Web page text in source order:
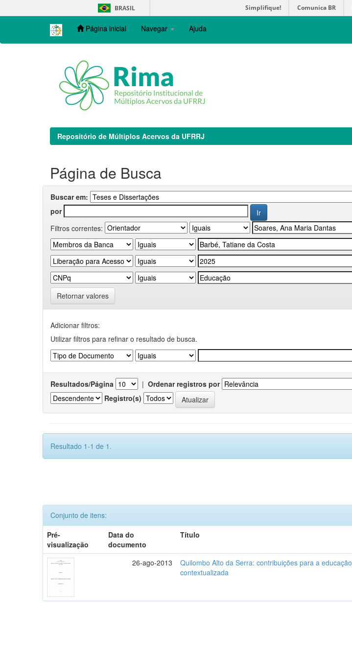
navigation
BRASIL Simplifique! Comunica BR
Página inicial Navegar Ajuda
Repositório de Múltiplos Acervos da UFRRJ
Página de Busca
Buscar em:
por
Filtros correntes:
Retornar valores
Adicionar filtros:
Utilizar filtros para refinar o resultado de busca.
Resultados/Página | Ordenar registros por
Registro(s)
Resultado 1-1 de 1.
Conjunto de itens:
Pré-
visualização
Data do
documento
Título
26-ago-2013
Quilombo Alto da Serra: contribuições para a educação
contextualizada